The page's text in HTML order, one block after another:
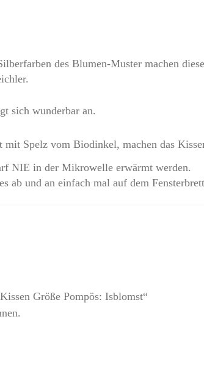
des Blumen-Muster machen
sich wunderbar an.
mit Spelz vom Biodinkel, machen das
NIE in der Mikrowelle erwärmt werden.
ab und an einfach mal auf dem
Größe Pompös: Isblomst“